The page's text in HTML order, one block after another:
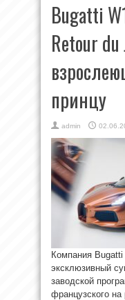
Bugatti
Retour
принцу
admin
Компания
эксклюзивный
заводской
французского